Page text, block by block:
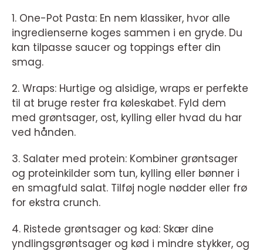
1. One-Pot Pasta: En nem klassiker, hvor alle
ingredienserne koges sammen i en gryde. Du
kan tilpasse saucer og toppings efter din
smag.
2. Wraps: Hurtige og alsidige, wraps er perfekte
til at bruge rester fra køleskabet. Fyld dem
med grøntsager, ost, kylling eller hvad du har
ved hånden.
3. Salater med protein: Kombiner grøntsager
og proteinkilder som tun, kylling eller bønner i
en smagfuld salat. Tilføj nogle nødder eller frø
for ekstra crunch.
4. Ristede grøntsager og kød: Skær dine
yndlingsgrøntsager og kød i mindre stykker, og